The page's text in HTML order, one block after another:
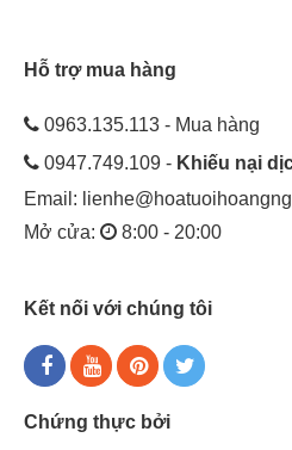
Hỗ trợ mua hàng
0963.135.113 - Mua hàng
0947.749.109 - Khiếu nại
Email:
Mở cửa:
8:00 - 20:00
Kết nối với chúng tôi
Chứng thực bởi